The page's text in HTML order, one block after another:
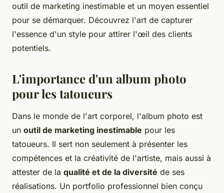
outil de marketing inestimable et un moyen essentiel
pour se démarquer. Découvrez l'art de capturer
l'essence d'un style pour attirer l'œil des clients
potentiels.
L'importance d'un album photo
pour les tatoueurs
Dans le monde de l'art corporel, l'album photo est
un outil de marketing inestimable pour les
tatoueurs. Il sert non seulement à présenter les
compétences et la créativité de l'artiste, mais aussi à
attester de la qualité et de la diversité de ses
réalisations. Un portfolio professionnel bien conçu